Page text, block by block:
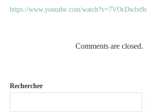
https://www.youtube.com/watch?v=7VOcDscbs9s
Comments are closed.
Rechercher